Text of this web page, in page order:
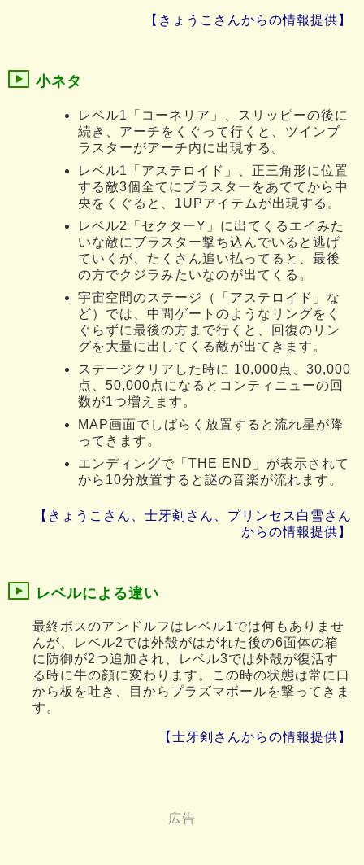
【きょうこさんからの情報提供】
小ネタ
レベル1「コーネリア」、スリッピーの後に
続き、アーチをくぐって行くと、ツインブ
ラスターがアーチ内に出現する。
レベル1「アステロイド」、正三角形に位置
する敵3個全てにブラスターをあててから中
央をくぐると、1UPアイテムが出現する。
レベル2「セクターY」に出てくるエイみた
いな敵にブラスター撃ち込んでいると逃げ
ていくが、たくさん追い払ってると、最後
の方でクジラみたいなのが出てくる。
宇宙空間のステージ（「アステロイド」な
ど）では、中間ゲートのようなリングをく
ぐらずに最後の方まで行くと、回復のリン
グを大量に出してくる敵が出てきます。
ステージクリアした時に 10,000点、30,000
点、50,000点になるとコンティニューの回
数が1つ増えます。
MAP画面でしばらく放置すると流れ星が降
ってきます。
エンディングで「THE END」が表示されて
から10分放置すると謎の音楽が流れます。
【きょうこさん、士牙剣さん、プリンセス白雪さん
からの情報提供】
レベルによる違い
最終ボスのアンドルフはレベル1では何もありませ
んが、レベル2では外殻がはがれた後の6面体の箱
に防御が2つ追加され、レベル3では外殻が復活す
る時に牛の顔に変わります。この時の状態は常に口
から板を吐き、目からプラズマボールを撃ってきま
す。
【士牙剣さんからの情報提供】